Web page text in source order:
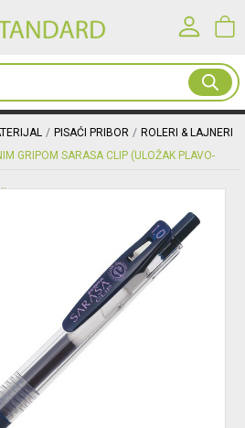
ime*
PRIJAVA
| Zaboravljena lozinka?
PISAĆI PRIBOR
ROLERI & LAJNERI
GRIPOM SARASA CLIP (ULOŽAK PLAVO-